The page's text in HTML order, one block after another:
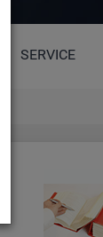
SERVICE